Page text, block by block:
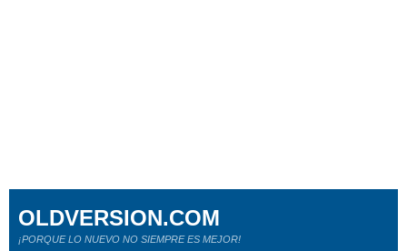
OLDVERSION.COM
¡PORQUE LO NUEVO NO SIEMPRE ES MEJOR!